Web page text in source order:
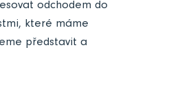
odchodem do
které máme
představit a